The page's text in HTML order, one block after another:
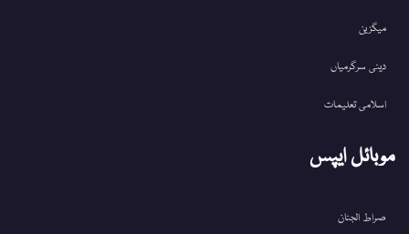
میگزین
دینی سرگرمیاں
اسلامی تعلیمات
موبائل ایپس
صراط الجنان